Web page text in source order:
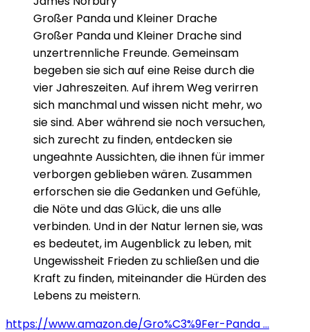
Großer Panda und Kleiner Drache
Großer Panda und Kleiner Drache sind
unzertrennliche Freunde. Gemeinsam
begeben sie sich auf eine Reise durch die
vier Jahreszeiten. Auf ihrem Weg verirren
sich manchmal und wissen nicht mehr, wo
sie sind. Aber während sie noch versuchen,
sich zurecht zu finden, entdecken sie
ungeahnte Aussichten, die ihnen für immer
verborgen geblieben wären. Zusammen
erforschen sie die Gedanken und Gefühle,
die Nöte und das Glück, die uns alle
verbinden. Und in der Natur lernen sie, was
es bedeutet, im Augenblick zu leben, mit
Ungewissheit Frieden zu schließen und die
Kraft zu finden, miteinander die Hürden des
Lebens zu meistern.
https://www.amazon.de/Gro%C3%9Fer-Panda ...